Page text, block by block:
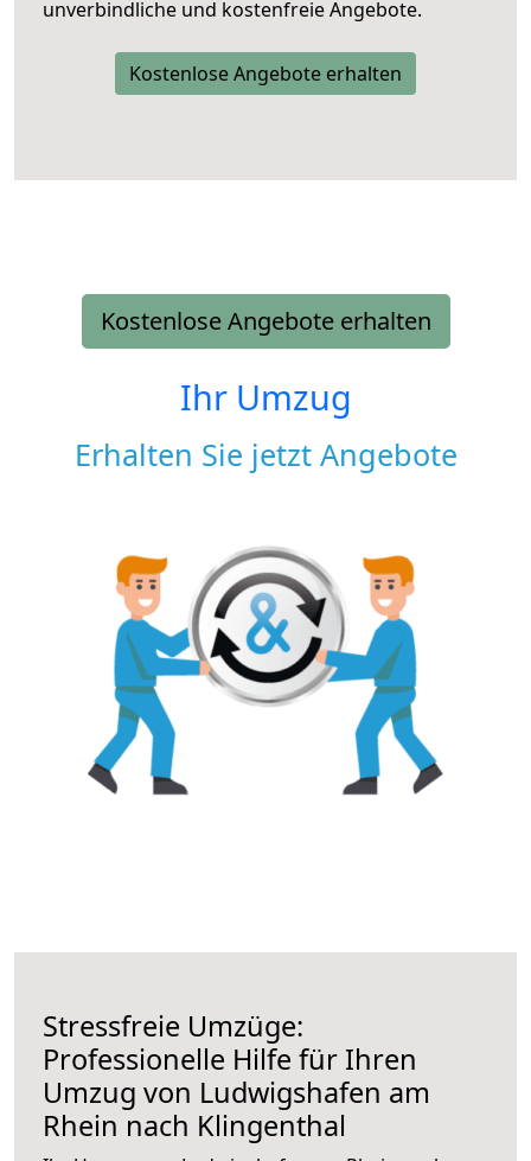
unverbindliche und kostenfreie Angebote.
Kostenlose Angebote erhalten
Kostenlose Angebote erhalten
Ihr Umzug
Erhalten Sie jetzt Angebote
Stressfreie Umzüge:
Professionelle Hilfe für Ihren
Umzug von Ludwigshafen am
Rhein nach Klingenthal